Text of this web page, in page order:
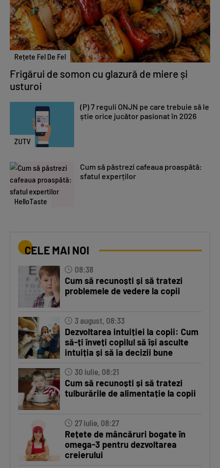
Rețete Fel De Fel
Frigărui de somon cu glazură de miere și
usturoi
ZUTV
(P) 7 reguli ONJN pe care trebuie să le
știe orice jucător pasionat în 2026
HelloTaste
Cum să păstrezi cafeaua proaspătă:
sfatul experților
CELE MAI NOI
08:38
Cum să recunoști și să tratezi
problemele de vedere la copii
3 august, 08:33
Dezvoltarea intuiției la copii: Cum
să-ți înveți copilul să își asculte
intuiția și să ia decizii bune
30 iulie, 08:21
Cum să recunoști și să tratezi
tulburările de alimentație la copii
27 iulie, 08:27
Rețete de mâncăruri bogate în
omega-3 pentru dezvoltarea
creierului